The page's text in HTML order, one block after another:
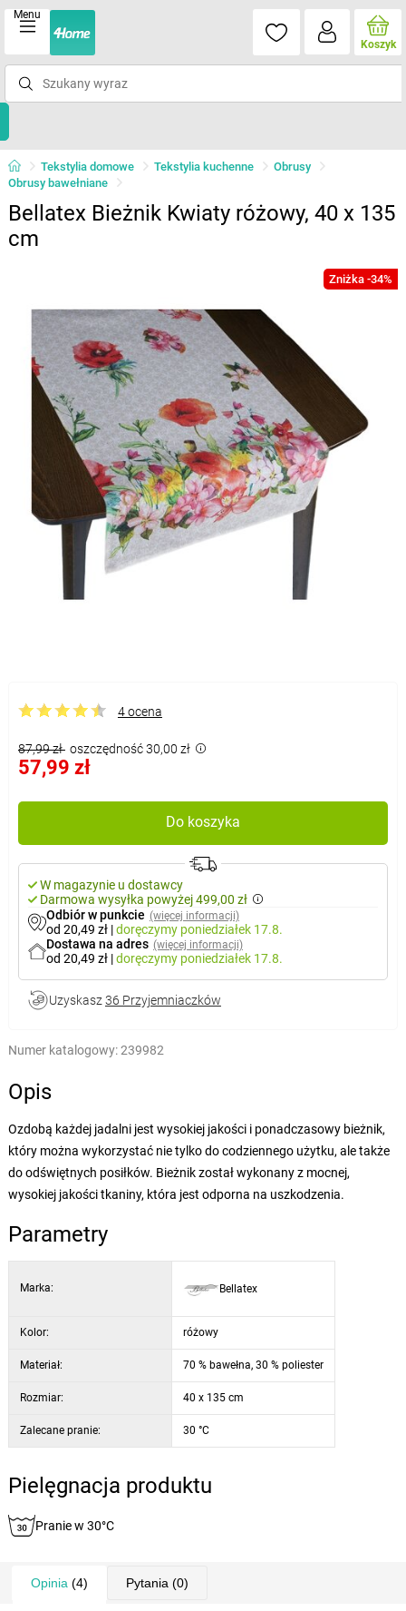
Menu
Koszyk
Tekstylia domowe Tekstylia kuchenne
Obrusy
Obrusy bawełniane
Bellatex Bieżnik Kwiaty różowy, 40 x 135
cm
Zniżka -34%
4 ocena
87,99 zł oszczędność 30,00 zł
57,99 zł
Do koszyka
W magazynie u dostawcy
Darmowa wysyłka powyżej 499,00 zł
Odbiór w punkcie (więcej informacji)
od 20,49 zł |doręczymy poniedziałek 17.8.
Dostawa na adres (więcej informacji)
od 20,49 zł |doręczymy poniedziałek 17.8.
Uzyskasz 36 Przyjemniaczków
Numer katalogowy:239982
Opis
Ozdobą każdej jadalni jest wysokiej jakości i ponadczasowy bieżnik,
który można wykorzystać nie tylko do codziennego użytku, ale także
do odświętnych posiłków. Bieżnik został wykonany z mocnej,
wysokiej jakości tkaniny, która jest odporna na uszkodzenia.
Parametry
Marka: Bellatex
Kolor: różowy
Materiał: 70 % bawełna, 30 % poliester
Rozmiar: 40 x 135 cm
Zalecane pranie: 30 °C
Pielęgnacja produktu
Pranie w 30°C
Opinia (4) Pytania (0)